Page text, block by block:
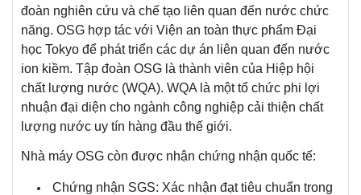
đoàn nghiên cứu và chế tạo liên quan đến nước chức
năng. OSG hợp tác với Viện an toàn thực phẩm Đại
học Tokyo để phát triển các dự án liên quan đến nước
ion kiềm. Tập đoàn OSG là thành viên của Hiệp hội
chất lượng nước (WQA). WQA là một tổ chức phi lợi
nhuận đại diện cho ngành công nghiệp cải thiện chất
lượng nước uy tín hàng đầu thế giới.
Nhà máy OSG còn được nhận chứng nhận quốc tế:
Chứng nhận SGS: Xác nhận đạt tiêu chuẩn trong